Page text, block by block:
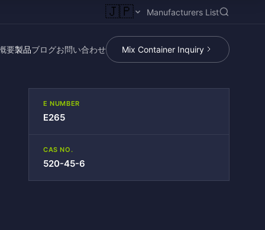
🇯🇵 Manufacturers List
要製品ブログお問い合わせ Mix Container Inquiry
E NUMBER
E265
CAS NO.
520-45-6